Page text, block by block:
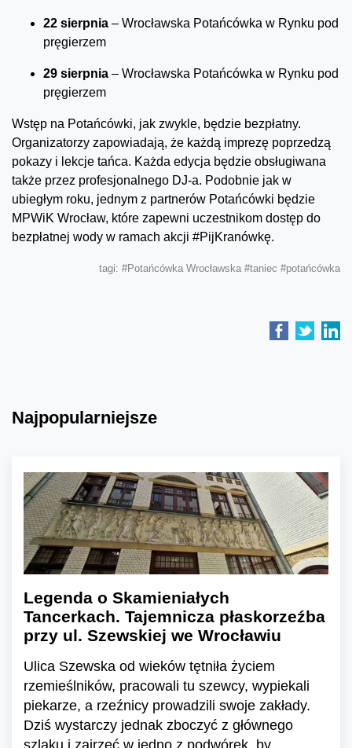
22 sierpnia – Wrocławska Potańcówka w Rynku pod
pręgierzem
29 sierpnia – Wrocławska Potańcówka w Rynku pod
pręgierzem
Wstęp na Potańcówki, jak zwykle, będzie bezpłatny.
Organizatorzy zapowiadają, że każdą imprezę poprzedzą
pokazy i lekcje tańca. Każda edycja będzie obsługiwana
także przez profesjonalnego DJ-a. Podobnie jak w
ubiegłym roku, jednym z partnerów Potańcówki będzie
MPWiK Wrocław, które zapewni uczestnikom dostęp do
bezpłatnej wody w ramach akcji #PijKranówkę.
tagi: #Potańcówka Wrocławska #taniec #potańcówka
Najpopularniejsze
Legenda o Skamieniałych
Tancerkach. Tajemnicza płaskorzeźba
przy ul. Szewskiej we Wrocławiu
Ulica Szewska od wieków tętniła życiem
rzemieślników, pracowali tu szewcy, wypiekali
piekarze, a rzeźnicy prowadzili swoje zakłady.
Dziś wystarczy jednak zboczyć z głównego
szlaku i zajrzeć w jedno z podwórek, by